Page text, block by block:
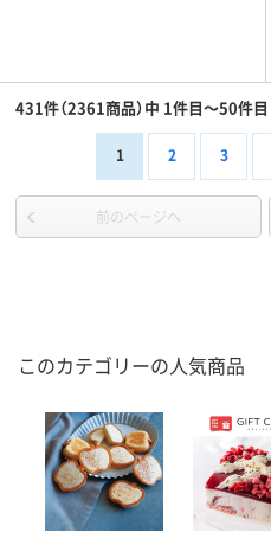
431件（2361商品）中 1件目～50件目
1 2 3
前のページへ
このカテゴリーの人気商品